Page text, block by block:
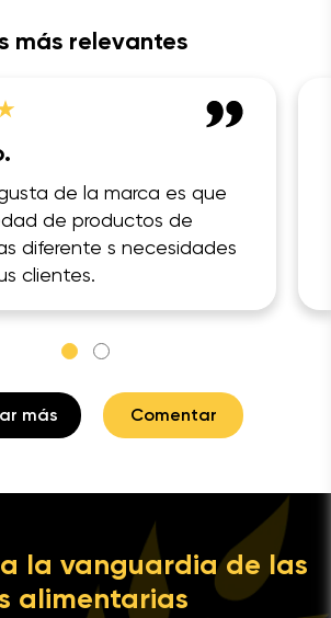
más relevantes
de la marca es que
de productos de
diferente s necesidades
clientes.
más Comentar
la vanguardia de las
alimentarias